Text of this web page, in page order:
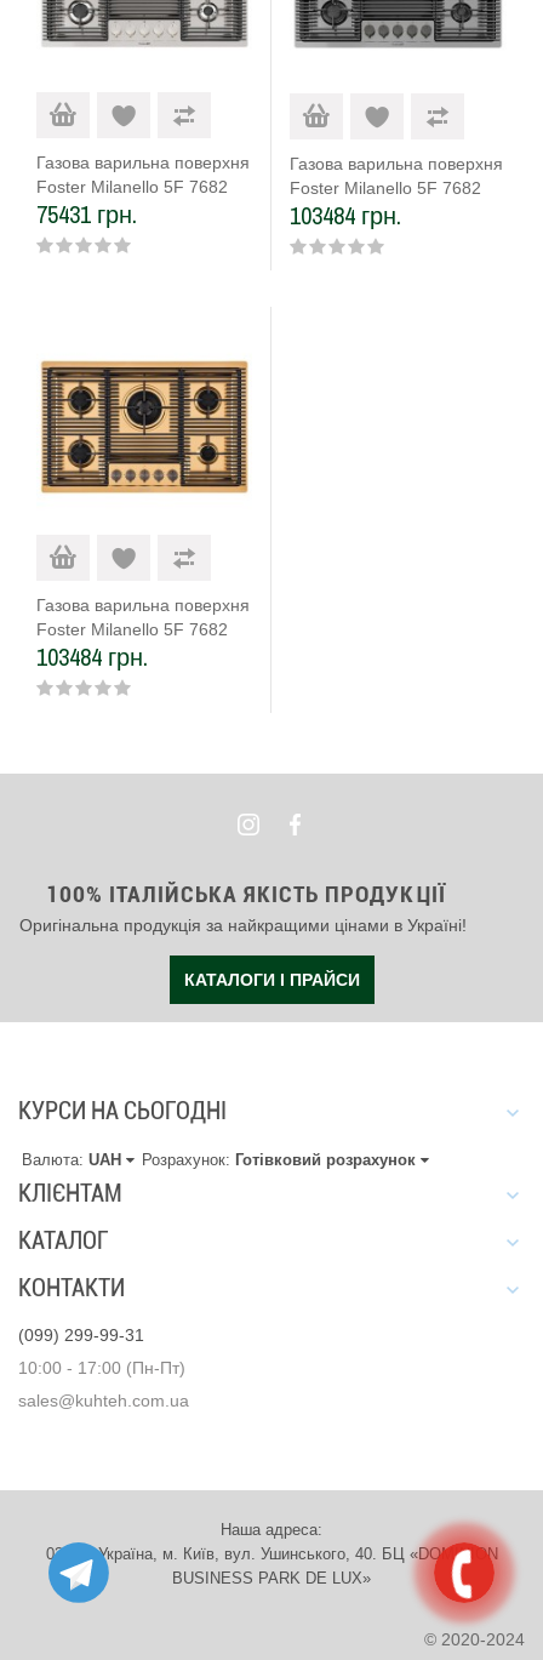
Газова варильна поверхня
Foster Milanello 5F 7682
000
75431 грн.
Газова варильна поверхня
Foster Milanello 5F 7682
006
103484 грн.
Газова варильна поверхня
Foster Milanello 5F 7682
009
103484 грн.
100% ІТАЛІЙСЬКА ЯКІСТЬ ПРОДУКЦІЇ
Оригінальна продукція за найкращими цінами в Україні!
КАТАЛОГИ І ПРАЙСИ
КУРСИ НА СЬОГОДНІ
Валюта: UAH Розрахунок: Готівковий розрахунок
КЛІЄНТАМ
КАТАЛОГ
КОНТАКТИ
(099) 299-99-31
10:00 - 17:00 (Пн-Пт)
sales@kuhteh.com.ua
Наша адреса:
03151, Україна, м. Київ, вул. Ушинського, 40. БЦ «DOMINION
BUSINESS PARK DE LUX»
© 2020-2024